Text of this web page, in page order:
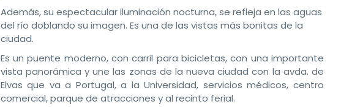
Además, su espectacular iluminación nocturna, se refleja en las aguas
del río doblando su imagen. Es una de las vistas más bonitas de la
ciudad.
Es un puente moderno, con carril para bicicletas, con una importante
vista panorámica y une las zonas de la nueva ciudad con la avda. de
Elvas que va a Portugal, a la Universidad, servicios médicos, centro
comercial, parque de atracciones y al recinto ferial.